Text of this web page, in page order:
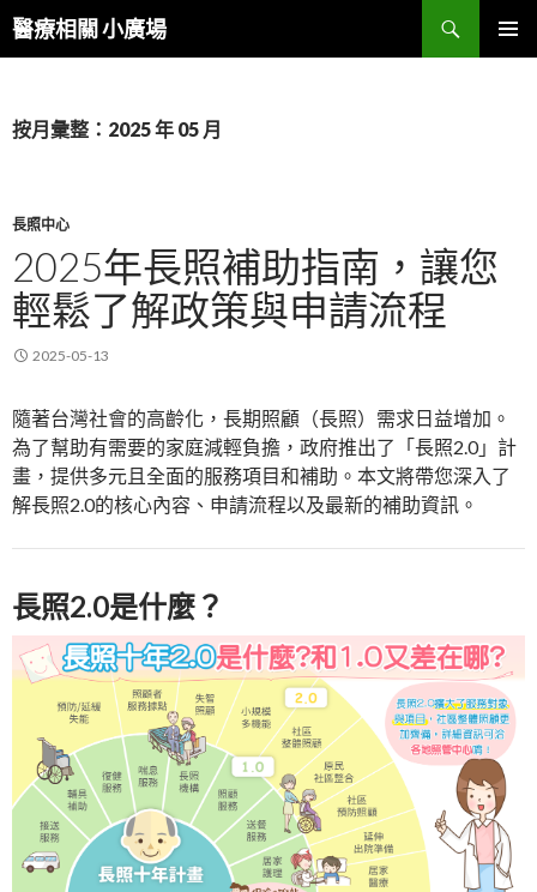
醫療相關 小廣場
搜
尋
容
按月彙整：2025 年 05 月
長照中心
2025年長照補助指南，讓您
輕鬆了解政策與申請流程
2025-05-13
隨著台灣社會的高齡化，長期照顧（長照）需求日益增加。
為了幫助有需要的家庭減輕負擔，政府推出了「長照2.0」計
畫，提供多元且全面的服務項目和補助。本文將帶您深入了
解長照2.0的核心內容、申請流程以及最新的補助資訊。
長照2.0是什麼？